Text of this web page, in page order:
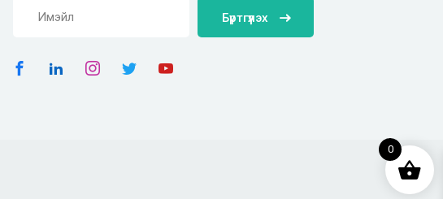
Бүртгүүлэх
0